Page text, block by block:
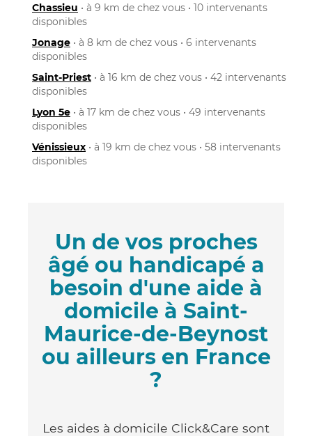
Chassieu • à 9 km de chez vous • 10 intervenants
disponibles
Jonage • à 8 km de chez vous • 6 intervenants
disponibles
Saint-Priest • à 16 km de chez vous • 42 intervenants
disponibles
Lyon 5e • à 17 km de chez vous • 49 intervenants
disponibles
Vénissieux • à 19 km de chez vous • 58 intervenants
disponibles
Un de vos proches
âgé ou handicapé a
besoin d'une aide à
domicile à Saint-
Maurice-de-Beynost
ou ailleurs en France
?
Les aides à domicile Click&Care sont